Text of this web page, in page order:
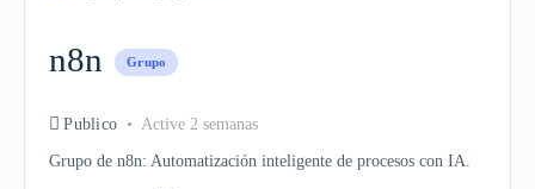
n8n Grupo
Publico Active 2 semanas
Grupo de n8n: Automatización inteligente de procesos con IA.